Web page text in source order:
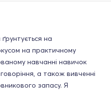
на
на практичному
навчанні навичок
а також вивченні
запасу. Я